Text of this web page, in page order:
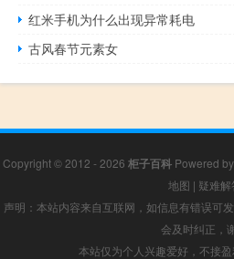
红米手机为什么出现异常耗电
古风春节元素女
Copyright © 2012 - 2026 柜子百科 Powered by
地图 | 疑难解
声明：本站内容来自互联网，如信息有错误可
会及时纠正，
本站仅为个人兴趣爱好，不接